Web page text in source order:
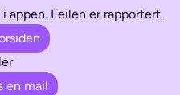
appen. Feilen er rapportert.
en mail